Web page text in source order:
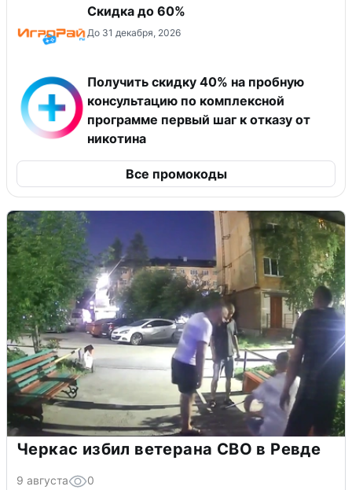
Скидка до 60%
До 31 декабря, 2026
Получить скидку 40% на пробную
консультацию по комплексной
программе первый шаг к отказу от
никотина
Все промокоды
Черкас избил ветерана СВО в Ревде
9 августа 0